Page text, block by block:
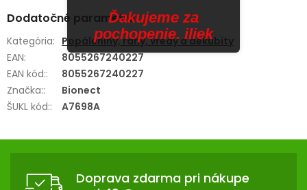
Dodatočné parametre
Kategória: Popáleniny, rany, vredy a dekubity
EAN:
8055267240227
EAN kód::
8055267240227
Značka::
Bionect
ŠUKL kód:: A7698A
Doprava zdarma pri nákupe
Ďakujeme za
pochopenie. iliek